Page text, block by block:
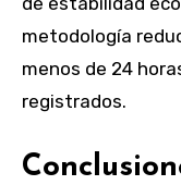
metodología
menos de 24
registrados.